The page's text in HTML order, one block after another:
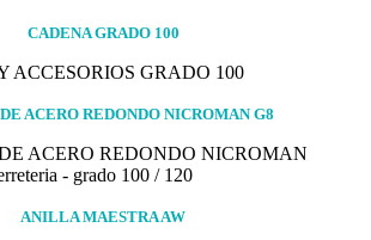
CADENA GRADO 100
ACERO REDONDO NICROMAN G8
ANILLA MAESTRA AW